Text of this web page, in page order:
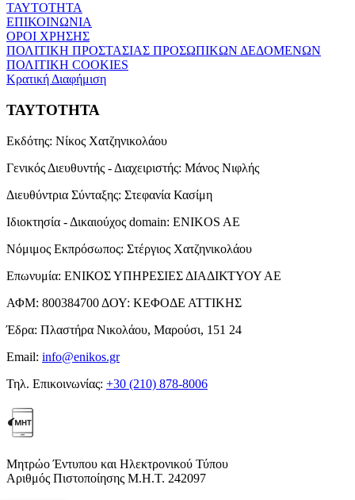
ΤΑΥΤΟΤΗΤΑ
ΕΠΙΚΟΙΝΩΝΙΑ
ΟΡΟΙ ΧΡΗΣΗΣ
ΠΟΛΙΤΙΚΗ ΠΡΟΣΤΑΣΙΑΣ ΠΡΟΣΩΠΙΚΩΝ ΔΕΔΟΜΕΝΩΝ
ΠΟΛΙΤΙΚΗ COOKIES
Κρατική Διαφήμιση
ΤΑΥΤΟΤΗΤΑ
Εκδότης: Νίκος Χατζηνικολάου
Γενικός Διευθυντής - Διαχειριστής: Μάνος Νιφλής
Διευθύντρια Σύνταξης: Στεφανία Κασίμη
Ιδιοκτησία - Δικαιούχος domain: ENIKOS AE
Νόμιμος Εκπρόσωπος: Στέργιος Χατζηνικολάου
Επωνυμία: ΕΝΙΚΟΣ ΥΠΗΡΕΣΙΕΣ ΔΙΑΔΙΚΤΥΟΥ ΑΕ
ΑΦΜ: 800384700 ΔΟΥ: ΚΕΦΟΔΕ ΑΤΤΙΚΗΣ
Έδρα: Πλαστήρα Νικολάου, Μαρούσι, 151 24
Email: info@enikos.gr
Τηλ. Επικοινωνίας: +30 (210) 878-8006
Μητρώο Έντυπου και Ηλεκτρονικού Τύπου
Αριθμός Πιστοποίησης Μ.Η.Τ. 242097